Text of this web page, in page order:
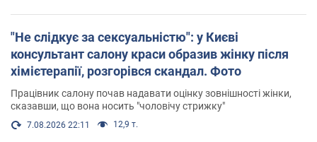
"Не слідкує за сексуальністю": у Києві
консультант салону краси образив жінку після
хімієтерапії, розгорівся скандал. Фото
Працівник салону почав надавати оцінку зовнішності жінки,
сказавши, що вона носить "чоловічу стрижку"
7.08.2026 22:11 12,9 т.